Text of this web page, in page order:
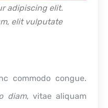
adipiscing elit.
elit vulputate
commodo congue.
diam, vitae aliquam